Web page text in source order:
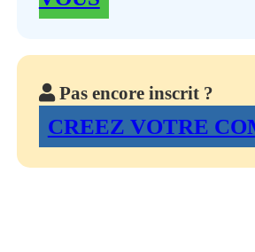
Pas encore inscrit ?
CREEZ VOTRE